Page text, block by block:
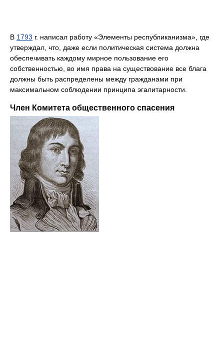
В 1793 г. написал работу «Элементы республиканизма», где
утверждал, что, даже если политическая система должна
обеспечивать каждому мирное пользование его
собственностью, во имя права на существование все блага
должны быть распределены между гражданами при
максимальном соблюдении принципа эгалитарности.
Член Комитета общественного спасения